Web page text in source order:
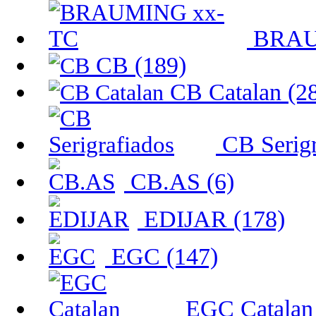
CB (189)
CB Catalan
CB
CB.AS (6)
EDIJAR (178)
EGC (147)
EGC